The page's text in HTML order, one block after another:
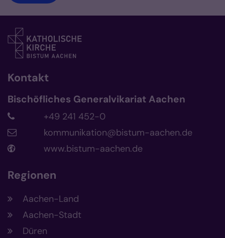
Kontakt
Bischöfliches Generalvikariat Aachen
+49 241 452-0
kommunikation@bistum-aachen.de
www.bistum-aachen.de
Regionen
Aachen-Land
Aachen-Stadt
Düren